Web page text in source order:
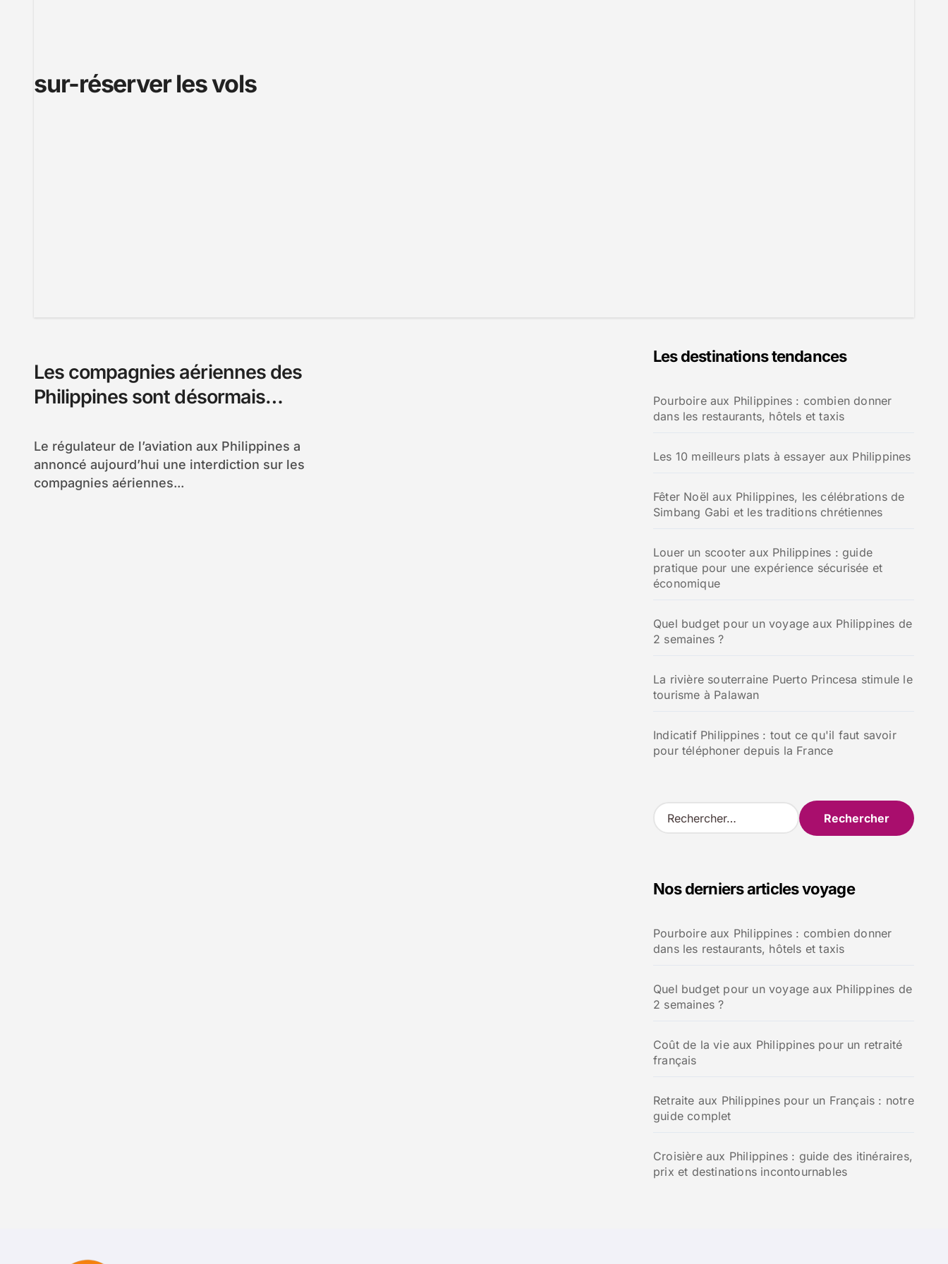
sur-réserver les vols
Les compagnies aériennes des
Philippines sont désormais
vols
Le régulateur de l’aviation aux Philippines a
annoncé aujourd’hui une interdiction sur les
compagnies aériennes...
Les destinations tendances
Pourboire aux Philippines : combien donner
dans les restaurants, hôtels et taxis
Les 10 meilleurs plats à essayer aux Philippines
Fêter Noël aux Philippines, les célébrations de
Simbang Gabi et les traditions chrétiennes
Louer un scooter aux Philippines : guide
pratique pour une expérience sécurisée et
économique
Quel budget pour un voyage aux Philippines de
2 semaines ?
La rivière souterraine Puerto Princesa stimule le
tourisme à Palawan
Indicatif Philippines : tout ce qu'il faut savoir
pour téléphoner depuis la France
R
e
r
e
r
Nos derniers articles voyage
Pourboire aux Philippines : combien donner
dans les restaurants, hôtels et taxis
Quel budget pour un voyage aux Philippines de
2 semaines ?
Coût de la vie aux Philippines pour un retraité
français
Retraite aux Philippines pour un Français : notre
guide complet
Croisière aux Philippines : guide des itinéraires,
prix et destinations incontournables